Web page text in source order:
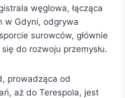
węglowa, łącząca
w Gdyni, odgrywa
surowców, głównie
do rozwoju przemysłu.
prowadząca od
aż do Terespola, jest